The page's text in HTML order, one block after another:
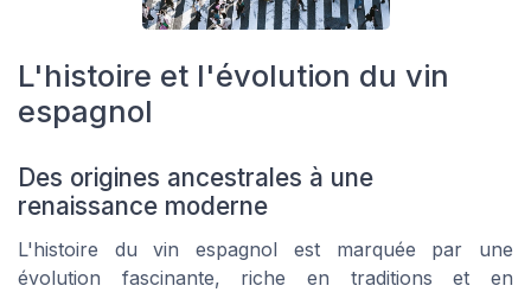
L'histoire et l'évolution du vin
espagnol
Des origines ancestrales à une
renaissance moderne
L'histoire du vin espagnol est marquée par une
évolution fascinante, riche en traditions et en